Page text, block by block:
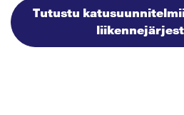
Tutustu